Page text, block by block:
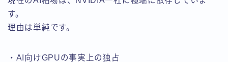
す。
理由は単純です。
・AI向けGPUの事実上の独占